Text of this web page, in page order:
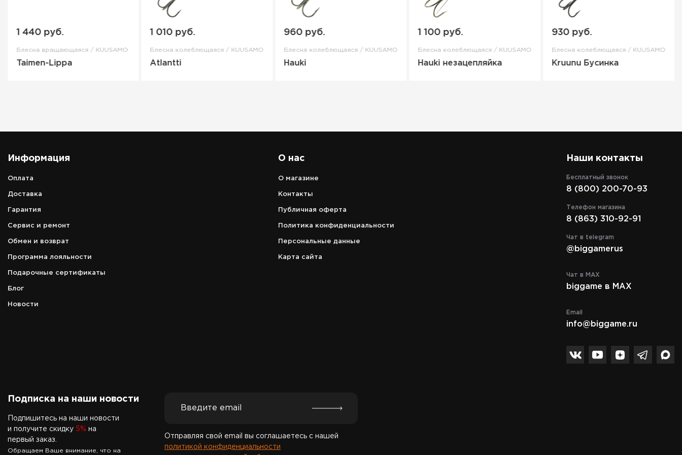
1 440 руб.
Блесна вращающаяся / KUUSAMO
Taimen-Lippa
1 010 руб.
Блесна колеблющаяся / KUUSAMO
Atlantti
960 руб.
Блесна колеблющаяся / KUUSAMO
Hauki
1 100 руб.
Блесна колеблющаяся / KUUSAMO
Hauki незацепляйка
930 руб.
Блесна колеблющаяся / KUUSAMO
Kruunu Бусинка
Информация
Оплата
Доставка
Гарантия
Сервис и ремонт
Обмен и возврат
Программа лояльности
Подарочные сертификаты
Блог
Новости
О нас
О магазине
Контакты
Публичная оферта
Политика конфиденциальности
Персональные данные
Карта сайта
Наши контакты
Бесплатный звонок
8 (800) 200-70-93
Телефон магазина
8 (863) 310-92-91
Чат в telegram
@biggamerus
Чат в MAX
biggame в MAX
Email
info@biggame.ru
Подписка на наши новости
Подпишитесь на наши новости
и получите скидку 5% на
первый заказ.
Обращаем Ваше внимание, что на
Отправляя свой email вы соглашаетесь с нашей
политикой конфиденциальности